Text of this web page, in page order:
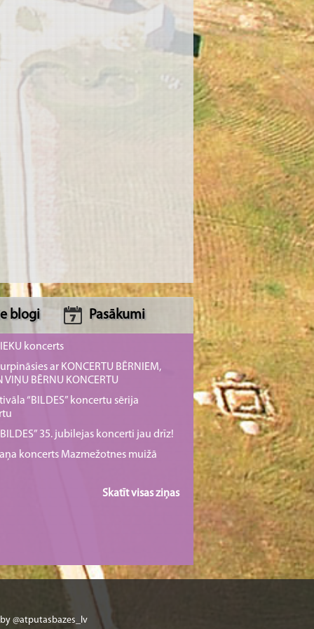
blogi Pasākumi
koncerts
ar KONCERTU BĒRNIEM,
BĒRNU KONCERTU
“BILDES” koncertu sērija
35. jubilejas koncerti jau drīz!
koncerts Mazmežotnes muižā
Skatīt visas ziņas
@atputasbazes_lv